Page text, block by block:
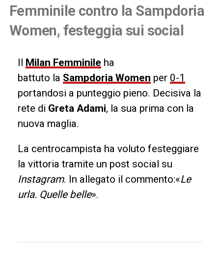
Femminile contro la Sampdoria
Women, festeggia sui social
Il Milan Femminile ha
battuto la Sampdoria Women per 0-1
portandosi a punteggio pieno. Decisiva la
rete di Greta Adami, la sua prima con la
nuova maglia.
La centrocampista ha voluto festeggiare
la vittoria tramite un post social su
Instagram. In allegato il commento:«Le
urla. Quelle belle».